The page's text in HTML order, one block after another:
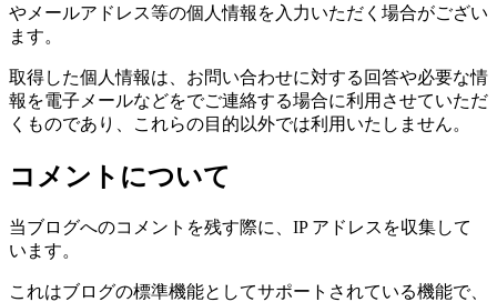
やメールアドレス等の個人情報を入力いただく場合がござい
ます。
取得した個人情報は、お問い合わせに対する回答や必要な情
報を電子メールなどをでご連絡する場合に利用させていただ
くものであり、これらの目的以外では利用いたしません。
コメントについて
当ブログへのコメントを残す際に、IP アドレスを収集して
います。
これはブログの標準機能としてサポートされている機能で、